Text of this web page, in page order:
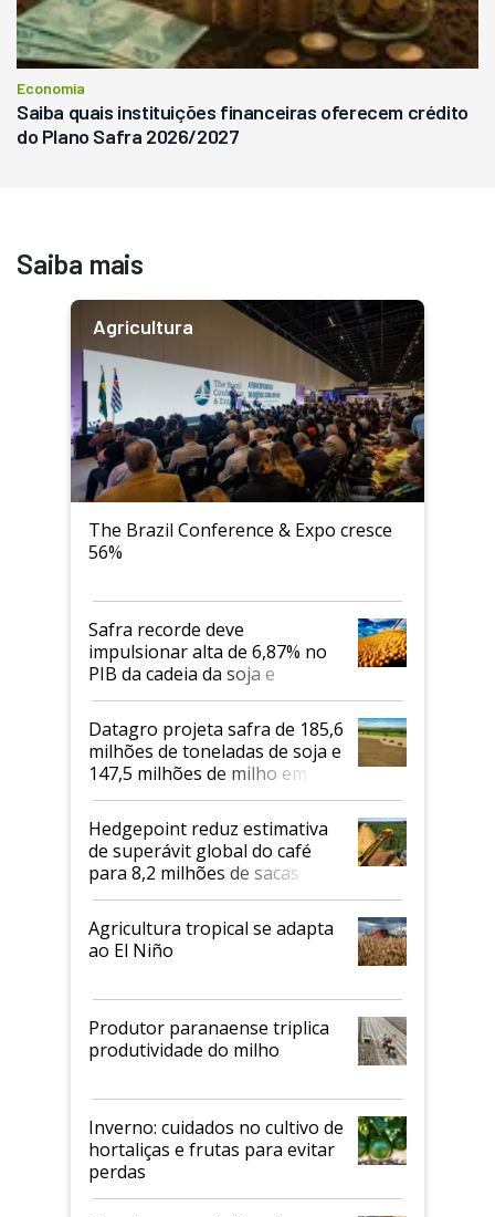
Economia
Saiba quais instituições financeiras oferecem crédito
do Plano Safra 2026/2027
Saiba mais
Agricultura
The Brazil Conference & Expo cresce
56%
Safra recorde deve
impulsionar alta de 6,87% no
PIB da cadeia da soja e
biodiesel em 2026
Datagro projeta safra de 185,6
milhões de toneladas de soja e
147,5 milhões de milho em
2026/27
Hedgepoint reduz estimativa
de superávit global do café
para 8,2 milhões de sacas
Agricultura tropical se adapta
ao El Niño
Produtor paranaense triplica
produtividade do milho
Inverno: cuidados no cultivo de
hortaliças e frutas para evitar
perdas